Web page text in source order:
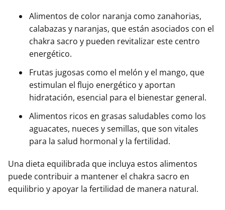
Alimentos de color naranja como zanahorias,
calabazas y naranjas, que están asociados con el
chakra sacro y pueden revitalizar este centro
energético.
Frutas jugosas como el melón y el mango, que
estimulan el flujo energético y aportan
hidratación, esencial para el bienestar general.
Alimentos ricos en grasas saludables como los
aguacates, nueces y semillas, que son vitales
para la salud hormonal y la fertilidad.
Una dieta equilibrada que incluya estos alimentos
puede contribuir a mantener el chakra sacro en
equilibrio y apoyar la fertilidad de manera natural.